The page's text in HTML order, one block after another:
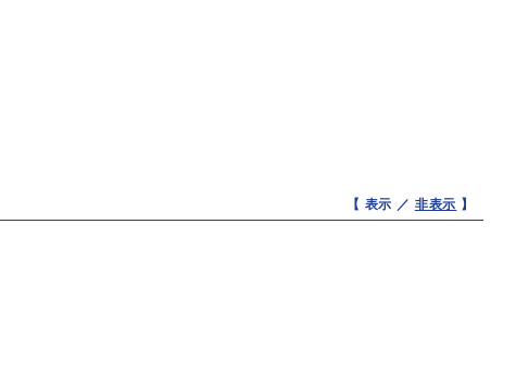
【 表示 ／ 非表示 】